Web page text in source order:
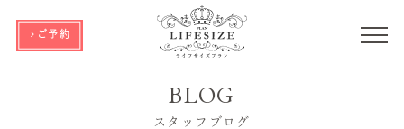
ご予約
BLOG
スタッフブログ